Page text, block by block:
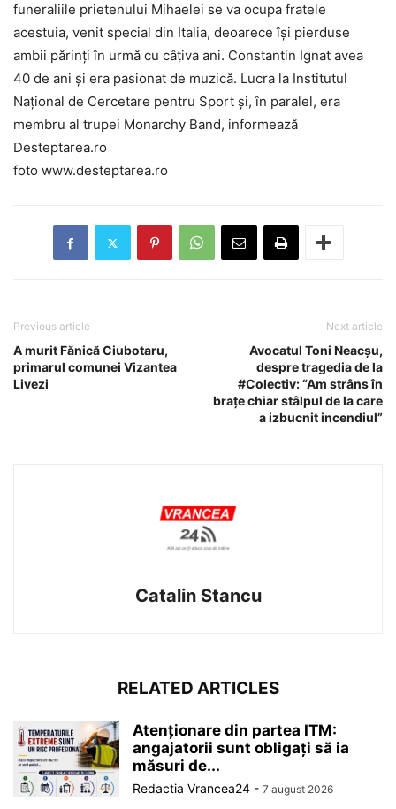
funeraliile prietenului Mihaelei se va ocupa fratele
acestuia, venit special din Italia, deoarece își pierduse
ambii părinți în urmă cu câțiva ani. Constantin Ignat avea
40 de ani și era pasionat de muzică. Lucra la Institutul
Național de Cercetare pentru Sport și, în paralel, era
membru al trupei Monarchy Band, informează
Desteptarea.ro
foto www.desteptarea.ro
Previous article
A murit Fănică Ciubotaru,
primarul comunei Vizantea
Livezi
Next article
Avocatul Toni Neacșu,
despre tragedia de la
#Colectiv: “Am strâns în
braţe chiar stâlpul de la care
a izbucnit incendiul”
Catalin Stancu
RELATED ARTICLES
Atenționare din partea ITM:
angajatorii sunt obligați să ia
măsuri de...
Redactia Vrancea24 - 7 august 2026